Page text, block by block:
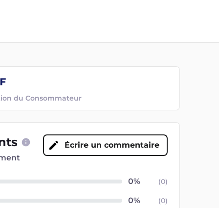
du Consommateur
Écrire un commentaire
(0)
(0)